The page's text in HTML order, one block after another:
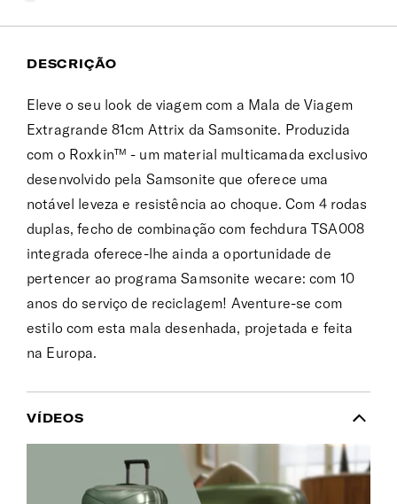
DESCRIÇÃO
Eleve o seu look de viagem com a Mala de Viagem
Extragrande 81cm Attrix da Samsonite. Produzida
com o Roxkin™ - um material multicamada exclusivo
desenvolvido pela Samsonite que oferece uma
notável leveza e resistência ao choque. Com 4 rodas
duplas, fecho de combinação com fechdura TSA008
integrada oferece-lhe ainda a oportunidade de
pertencer ao programa Samsonite wecare: com 10
anos do serviço de reciclagem! Aventure-se com
estilo com esta mala desenhada, projetada e feita
na Europa.
VÍDEOS